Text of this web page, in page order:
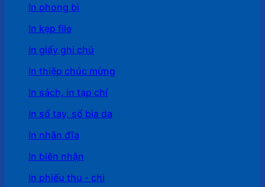
In phong bì
In kẹp file
In giấy ghi chú
In thiệp chúc mừng
In sách, in tạp chí
In sổ tay, sổ bìa da
In nhãn đĩa
In biên nhận
In phiếu thu - chi